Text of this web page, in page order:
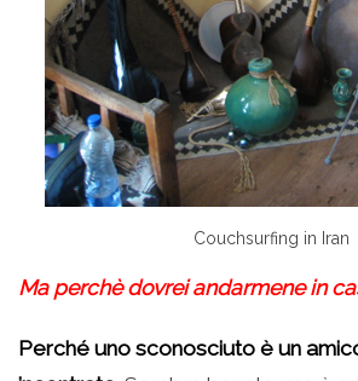
Couchsurfing in Iran
Ma perchè dovrei andarmene in
Perché uno sconosciuto è un